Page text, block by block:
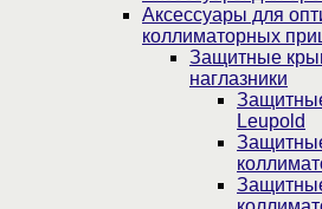
Аксессуары для
коллиматорных
Защитные
наглазники
Leupold